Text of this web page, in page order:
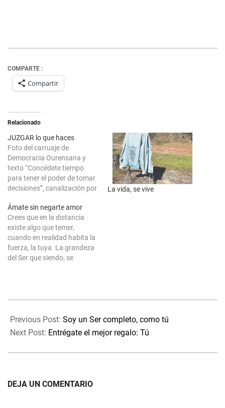
COMPARTE :
Compartir
Relacionado
JUZGAR lo que haces
Foto del carruaje de
Democracia Ourensana y
texto “Concédete tiempo
para tener el poder de tomar
decisiones”, canalización por
La vida, se vive
Ámate sin negarte amor
Crees que en la distancia
existe algo que temer,
cuando en realidad habita la
fuerza, la tuya. La grandeza
del Ser que siendo, se
proyecto en su existencia. A
esa parte…
06-
03
Previous Post: Soy un Ser completo, como tú
Next Post: Entrégate el mejor regalo: Tú
DEJA UN COMENTARIO